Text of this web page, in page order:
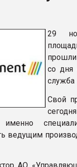
29
прошли
со дня
служба
Свой
именно
ведущим